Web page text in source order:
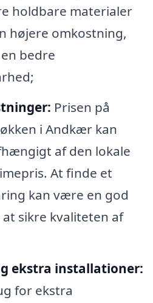
holdbare materialer
højere omkostning,
bedre
Prisen på
i Andkær kan
af den lokale
At finde et
kan være en god
sikre kvaliteten af
ekstra installationer:
for ekstra